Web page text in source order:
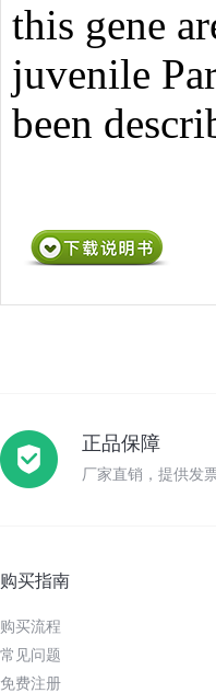
this gene
juvenile
been
正品保障
厂家直销，提供发
购买指南
购买流程
常见问题
免费注册